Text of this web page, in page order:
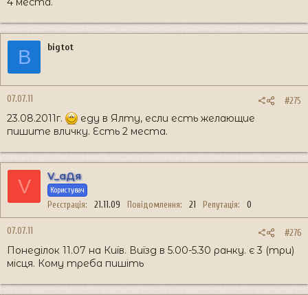
B bigtot
07.07.11 #275
23.08.2011г.
еду в Ялту, если есть желающие
пишите вличку. Есть 2 места.
V V_аДя
Користувач
Реєстрація 21.11.09 Повідомлення 21 Репутація 0
07.07.11 #276
Понеділок 11.07 на Київ. Виїзд в 5.00-5.30 ранку. є 3 (три)
місця. Кому треба пишіть